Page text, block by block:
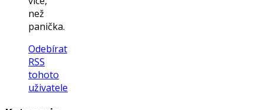
než
panička.
Odebírat
RSS
tohoto
uživatele